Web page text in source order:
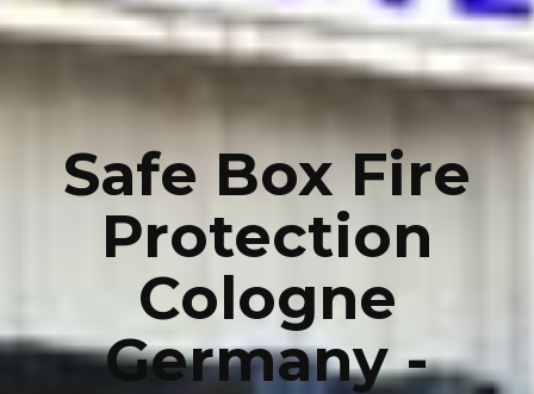
Safe Box Fire
Protection
Cologne
Germany -